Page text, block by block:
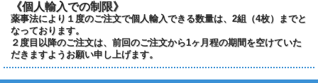
《個人輸入での制限》
薬事法により１度のご注文で個人輸入できる数量は、2組（4枚）までと
なっております。
２度目以降のご注文は、前回のご注文から1ヶ月程の期間を空けていた
だきますようお願い申し上げます。